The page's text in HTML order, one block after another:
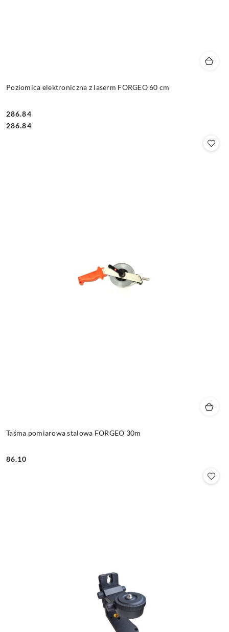
Poziomica elektroniczna z laserm FORGEO 60 cm
Cena:
286.84
Cena:
286.84
Taśma pomiarowa stalowa FORGEO 30m
Cena:
86.10